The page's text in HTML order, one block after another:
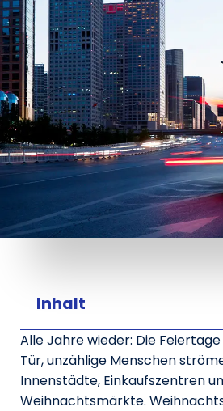
Alle Jahre wieder: Die
Tür, unzählige Menschen
Innenstädte, Einkaufszentren
Weihnachtsmärkte.
Inhalt